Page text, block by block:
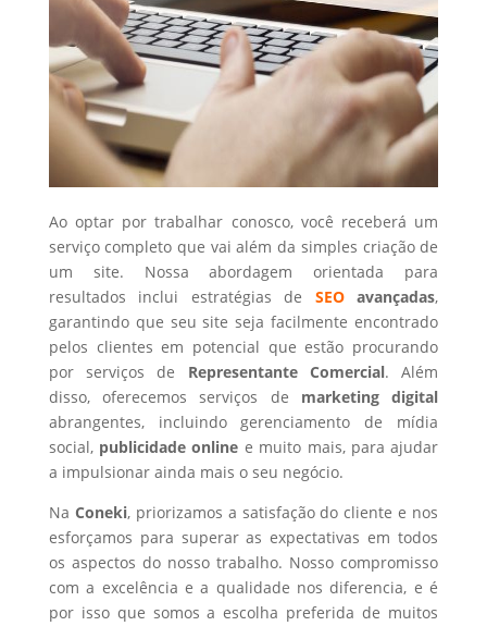
Ao optar por trabalhar conosco, você receberá um
serviço completo que vai além da simples criação de
um site. Nossa abordagem orientada para
resultados inclui estratégias de SEOavançadas,
garantindo que seu site seja facilmente encontrado
pelos clientes em potencial que estão procurando
por serviços de Representante Comercial. Além
disso, oferecemos serviços de marketing digital
abrangentes, incluindo gerenciamento de mídia
social, publicidade online e muito mais, para ajudar
a impulsionar ainda mais o seu negócio.
Na Coneki, priorizamos a satisfação do cliente e nos
esforçamos para superar as expectativas em todos
os aspectos do nosso trabalho. Nosso compromisso
com a excelência e a qualidade nos diferencia, e é
por isso que somos a escolha preferida de muitos